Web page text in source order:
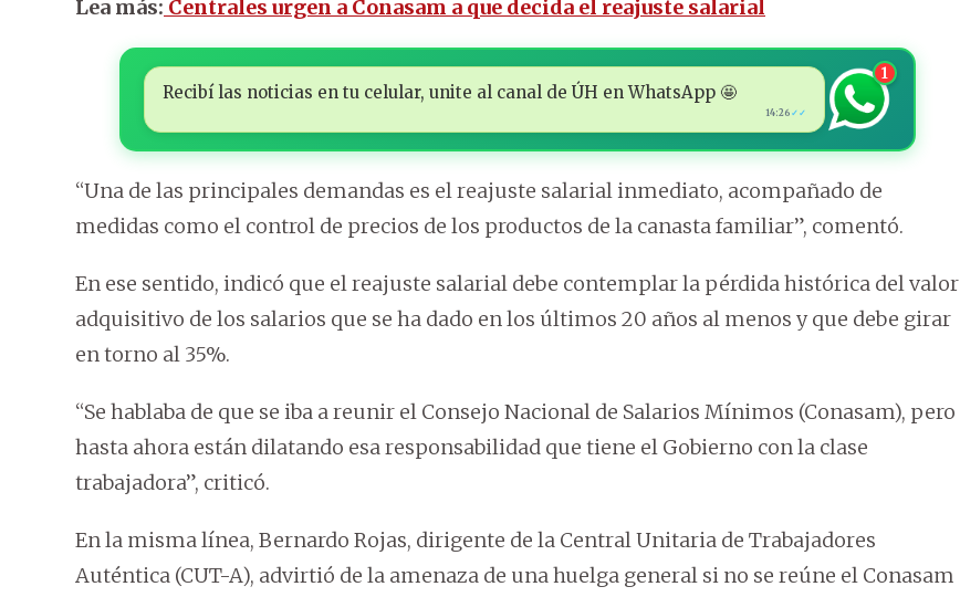
Lea más: Centrales urgen a Conasam a que decida el reajuste salarial
Recibí las noticias en tu celular, unite al canal de ÚH en WhatsApp 🤩
14:26 ✓✓
1
“Una de las principales demandas es el reajuste salarial inmediato, acompañado de
medidas como el control de precios de los productos de la canasta familiar”, comentó.
En ese sentido, indicó que el reajuste salarial debe contemplar la pérdida histórica del valor
adquisitivo de los salarios que se ha dado en los últimos 20 años al menos y que debe girar
en torno al 35%.
“Se hablaba de que se iba a reunir el Consejo Nacional de Salarios Mínimos (Conasam), pero
hasta ahora están dilatando esa responsabilidad que tiene el Gobierno con la clase
trabajadora”, criticó.
En la misma línea, Bernardo Rojas, dirigente de la Central Unitaria de Trabajadores
Auténtica (CUT-A), advirtió de la amenaza de una huelga general si no se reúne el Conasam